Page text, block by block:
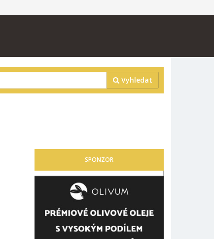
Vyhledat
SPONZOR